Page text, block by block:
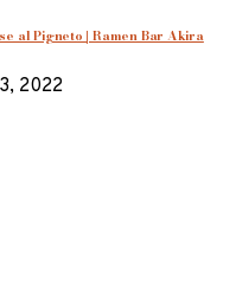
al Pigneto | Ramen Bar Akira
2022